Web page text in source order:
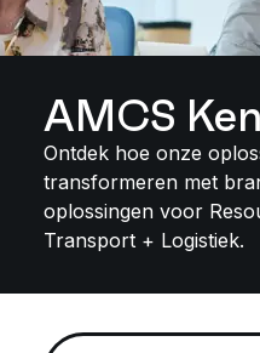
AMCS
Ontdek hoe onze
transformeren met
oplossingen voor
Transport + Logistiek.